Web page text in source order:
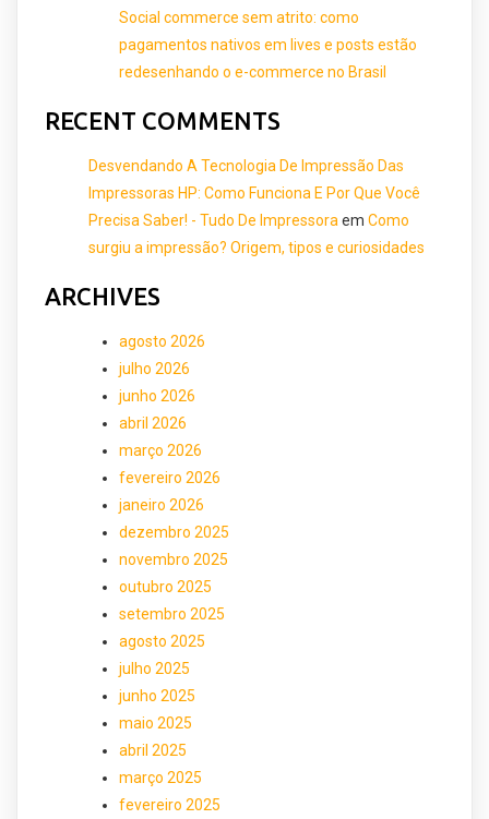
Social commerce sem atrito: como
pagamentos nativos em lives e posts estão
redesenhando o e-commerce no Brasil
RECENT COMMENTS
Desvendando A Tecnologia De Impressão Das
Impressoras HP: Como Funciona E Por Que Você
Precisa Saber! - Tudo De Impressora em Como
surgiu a impressão? Origem, tipos e curiosidades
ARCHIVES
agosto 2026
julho 2026
junho 2026
abril 2026
março 2026
fevereiro 2026
janeiro 2026
dezembro 2025
novembro 2025
outubro 2025
setembro 2025
agosto 2025
julho 2025
junho 2025
maio 2025
abril 2025
março 2025
fevereiro 2025